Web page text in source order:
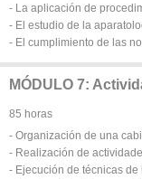
- La aplicación de
- El estudio de la
- El cumplimiento de las
MÓDULO 7:
85 horas
- Organización de una
- Realización de
- Ejecución de técnicas